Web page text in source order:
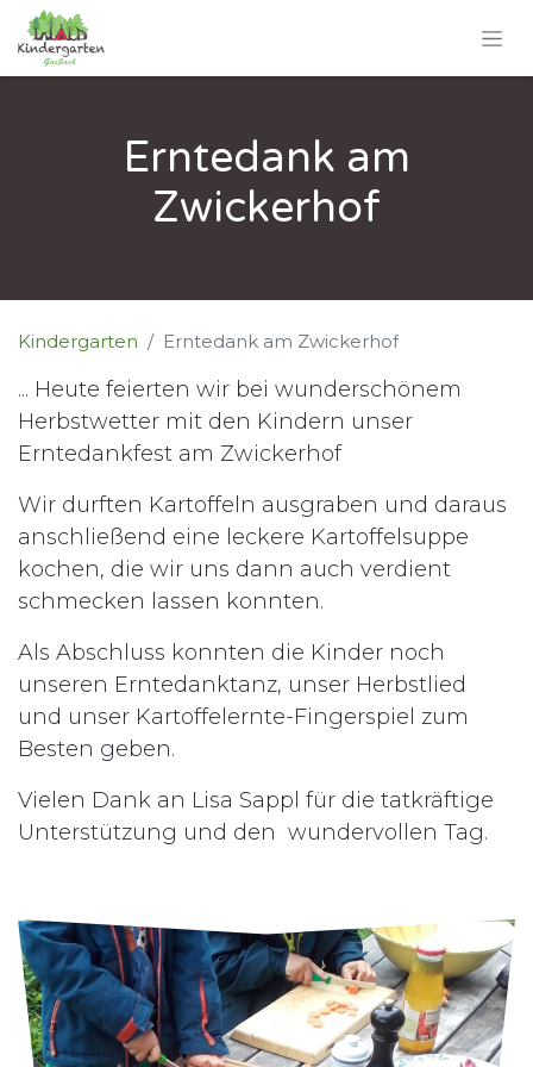
Erntedank am
Zwickerhof
Kindergarten Erntedank am Zwickerhof
... Heute feierten wir bei wunderschönem
Herbstwetter mit den Kindern unser
Erntedankfest am Zwickerhof
Wir durften Kartoffeln ausgraben und daraus
anschließend eine leckere Kartoffelsuppe
kochen, die wir uns dann auch verdient
schmecken lassen konnten.
Als Abschluss konnten die Kinder noch
unseren Erntedanktanz, unser Herbstlied
und unser Kartoffelernte-Fingerspiel zum
Besten geben.
Vielen Dank an Lisa Sappl für die tatkräftige
Unterstützung und den wundervollen Tag.